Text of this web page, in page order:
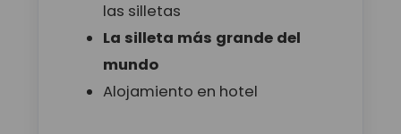
las silletas
La silleta más grande del
mundo
Alojamiento en hotel